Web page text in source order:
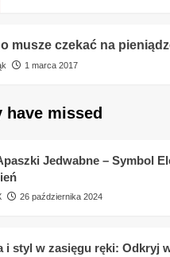
musze czekać na
1 marca 2017
have missed
Jedwabne – Symbol
26 października 2024
i styl w zasięgu ręki: Odkryj